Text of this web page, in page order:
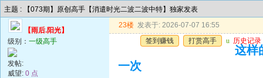
主题 : 【073期】原创高手【消遣时光二波二波中特】独家发表
【雨后.阳光】
级别： 一级高手
发帖:
威望: 0 点
23楼 发表于: 2026-07-07 16:55
签到赚钱
打赏高手 u 历史记录
这样
一次